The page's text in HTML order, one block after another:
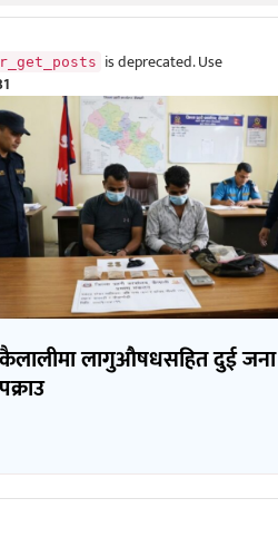
is deprecated. Use
कैलालीमा लागुऔषधसहित दुई जना
पक्राउ